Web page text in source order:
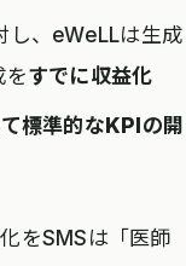
し、eWeLLは生成
をすでに収益化
標準的なKPIの開
をSMSは「医師